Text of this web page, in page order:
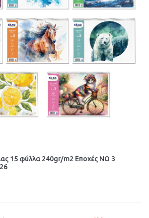
15 φύλλα 240gr/m2 Εποχές ΝΟ 3